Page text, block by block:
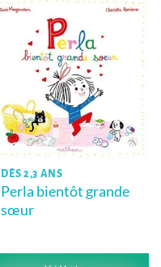
DÈS 2,3 ANS
Perla bientôt grande
sœur